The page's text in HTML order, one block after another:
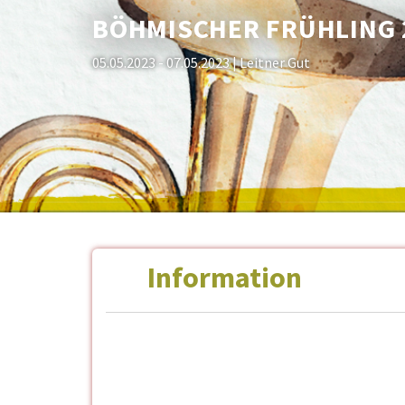
BÖHMISCHER
05.05.2023 - 07.05.2023| Leitner Gut
Information